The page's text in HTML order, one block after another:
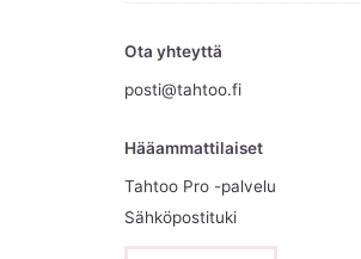
Ota yhteyttä
posti@tahtoo.fi
Hääammattilaiset
Tahtoo Pro -palvelu
Sähköpostituki